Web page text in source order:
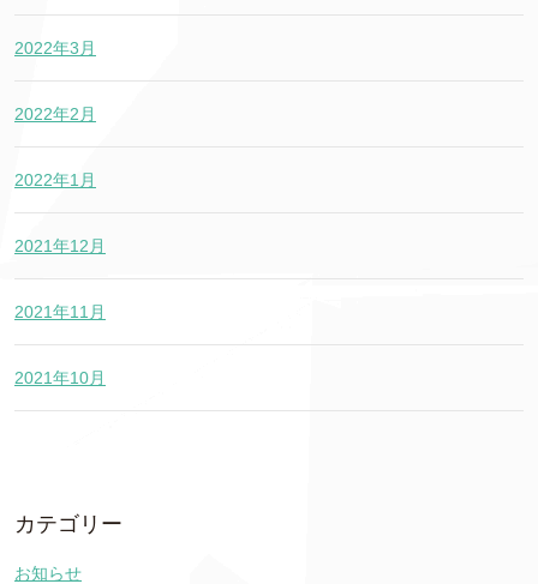
2022年3月
2022年2月
2022年1月
2021年12月
2021年11月
2021年10月
カテゴリー
お知らせ